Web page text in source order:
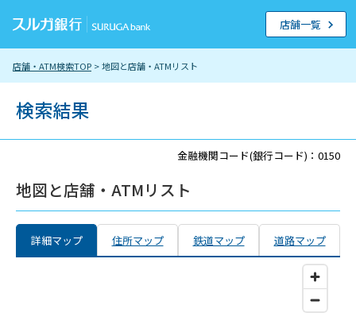
店舗・ATM検索TOP > 地図と店舗・ATMリスト
店舗一覧
検索結果
金融機関コード(銀行コード)：0150
地図と店舗・ATMリスト
詳細マップ 住所マップ 鉄道マップ 道路マップ